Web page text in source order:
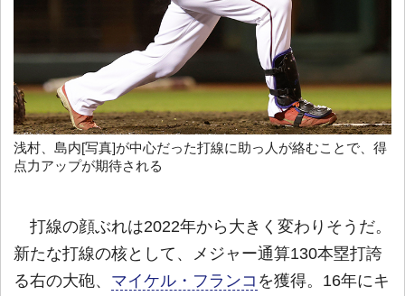
浅村、島内[写真]が中心だった打線に助っ人が絡むことで、得
点力アップが期待される
打線の顔ぶれは2022年から大きく変わりそうだ。
新たな打線の核として、メジャー通算130本塁打誇
る右の大砲、 マイケル・フランコ を獲得。16年にキ